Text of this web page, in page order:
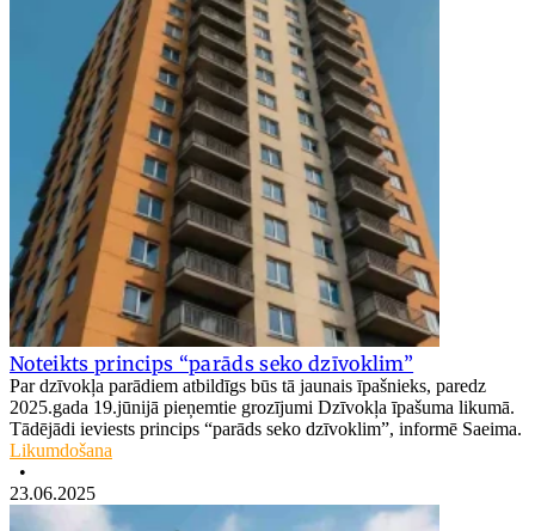
Noteikts princips “parāds seko dzīvoklim”
Par dzīvokļa parādiem atbildīgs būs tā jaunais īpašnieks, paredz
2025.gada 19.jūnijā pieņemtie grozījumi Dzīvokļa īpašuma likumā.
Tādējādi ieviests princips “parāds seko dzīvoklim”, informē Saeima.
Likumdošana
•
23.06.2025